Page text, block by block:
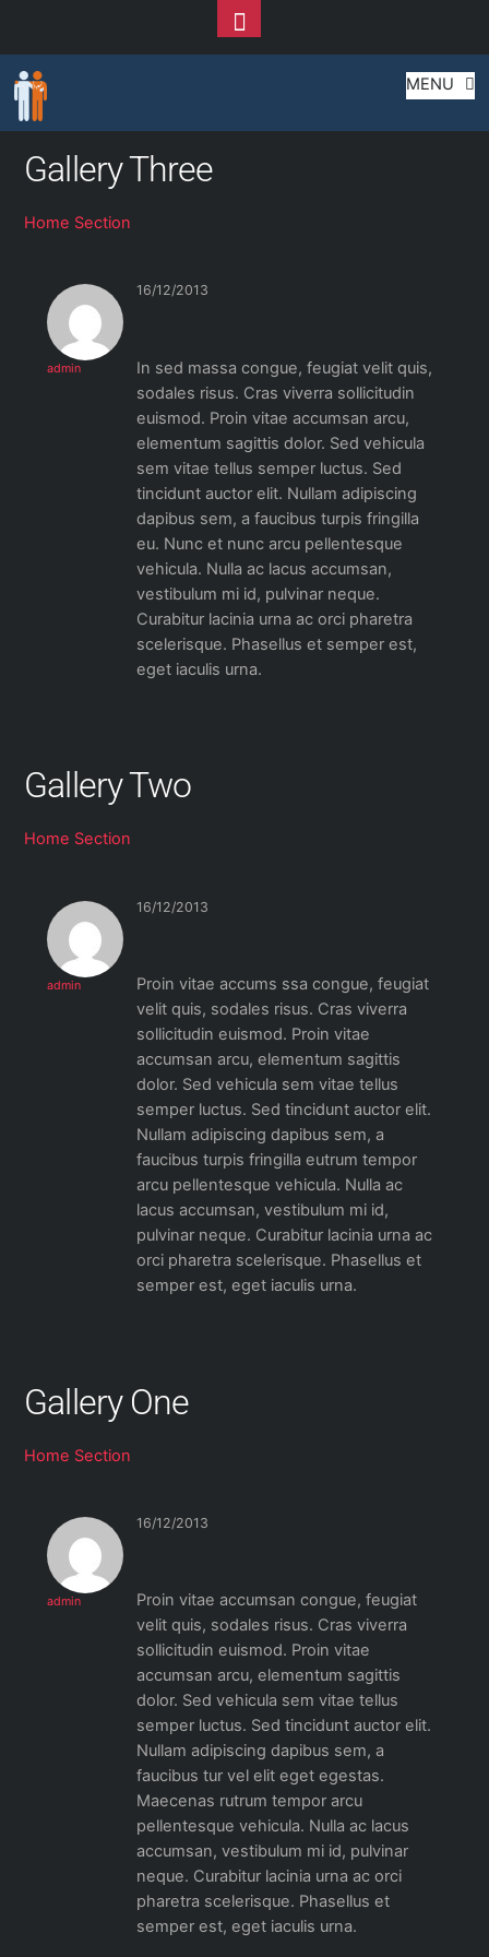
content
MENU
Gallery Three
Home Section
admin
16/12/2013
In sed massa congue, feugiat velit quis,
sodales risus. Cras viverra sollicitudin
euismod. Proin vitae accumsan arcu,
elementum sagittis dolor. Sed vehicula
sem vitae tellus semper luctus. Sed
tincidunt auctor elit. Nullam adipiscing
dapibus sem, a faucibus turpis fringilla
eu. Nunc et nunc arcu pellentesque
vehicula. Nulla ac lacus accumsan,
vestibulum mi id, pulvinar neque.
Curabitur lacinia urna ac orci pharetra
scelerisque. Phasellus et semper est,
eget iaculis urna.
Gallery Two
Home Section
admin
16/12/2013
Proin vitae accums ssa congue, feugiat
velit quis, sodales risus. Cras viverra
sollicitudin euismod. Proin vitae
accumsan arcu, elementum sagittis
dolor. Sed vehicula sem vitae tellus
semper luctus. Sed tincidunt auctor elit.
Nullam adipiscing dapibus sem, a
faucibus turpis fringilla eutrum tempor
arcu pellentesque vehicula. Nulla ac
lacus accumsan, vestibulum mi id,
pulvinar neque. Curabitur lacinia urna ac
orci pharetra scelerisque. Phasellus et
semper est, eget iaculis urna.
Gallery One
Home Section
admin
16/12/2013
Proin vitae accumsan congue, feugiat
velit quis, sodales risus. Cras viverra
sollicitudin euismod. Proin vitae
accumsan arcu, elementum sagittis
dolor. Sed vehicula sem vitae tellus
semper luctus. Sed tincidunt auctor elit.
Nullam adipiscing dapibus sem, a
faucibus tur vel elit eget egestas.
Maecenas rutrum tempor arcu
pellentesque vehicula. Nulla ac lacus
accumsan, vestibulum mi id, pulvinar
neque. Curabitur lacinia urna ac orci
pharetra scelerisque. Phasellus et
semper est, eget iaculis urna.
Toggle
Footer